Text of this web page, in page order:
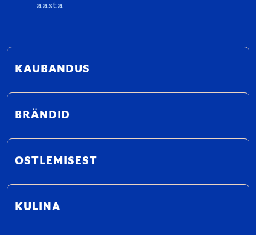
aasta
KAUBANDUS
BRÄNDID
OSTLEMISEST
KULINA